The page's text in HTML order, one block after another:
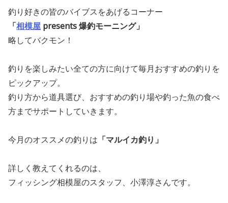
釣り好きの皆のバイブスをあげるコーナー
「相模屋 presents 爆釣モーニング」
略してバクモン！
釣りを楽しみたい全ての方に向けて毎月おすすめの釣りを
ピックアップ。
釣り方から道具選び、おすすめの釣り場や釣った魚の食べ
方までサポートしていきます。
今月のオススメの釣りは 「マルイカ釣り」
詳しく教えてくれるのは、
フィッシング相模屋のスタッフ、 小澤淳さんです。